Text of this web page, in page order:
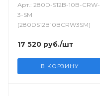
Арт.: 280D-S12B-10B-CRW-
3-SM
(280DS12B10BCRW3SM)
17 520 руб./шт
В КОРЗИНУ